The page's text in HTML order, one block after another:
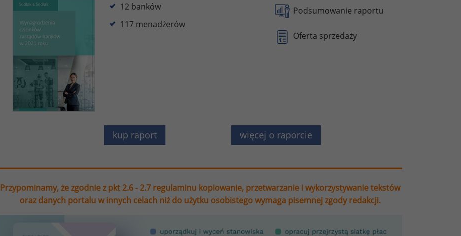
12 banków
117 menadżerów
Podsumowanie raportu
Oferta sprzedaży
kup raport więcej o raporcie
Przypominamy, że zgodnie z pkt 2.6 - 2.7 regulaminu kopiowanie, przetwarzanie i wykorzystywanie tekstów
oraz danych portalu w innych celach niż do użytku osobistego wymaga pisemnej zgody redakcji.